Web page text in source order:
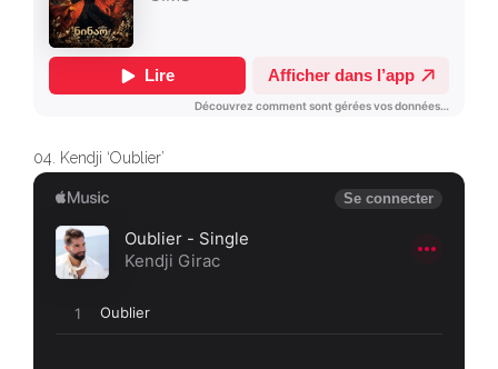
04. Kendji ‘Oublier’